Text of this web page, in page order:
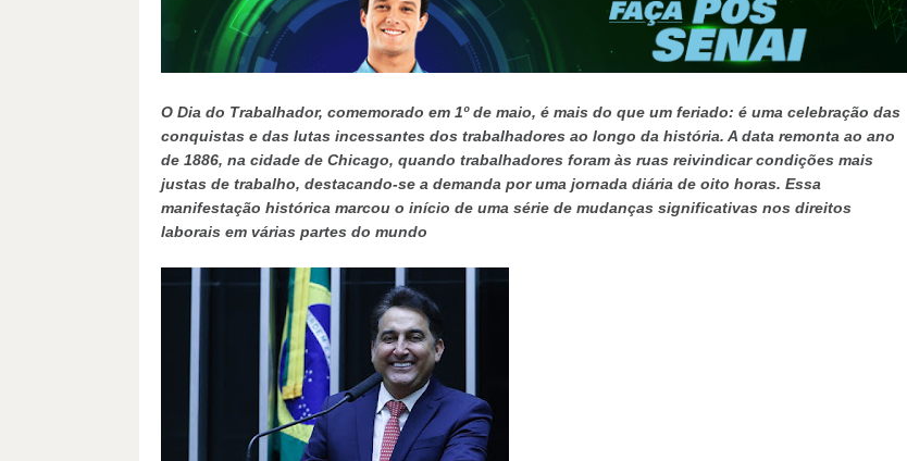
O Dia do Trabalhador, comemorado em 1º de maio, é mais do que um feriado: é uma celebração das
conquistas e das lutas incessantes dos trabalhadores ao longo da história. A data remonta ao ano
de 1886, na cidade de Chicago, quando trabalhadores foram às ruas reivindicar condições mais
justas de trabalho, destacando-se a demanda por uma jornada diária de oito horas. Essa
manifestação histórica marcou o início de uma série de mudanças significativas nos direitos
laborais em várias partes do mundo